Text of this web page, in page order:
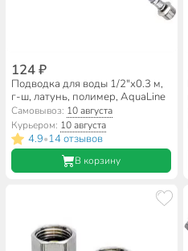
124 ₽
Подводка для воды 1/2"х0.3 м,
г-ш, латунь, полимер, AquaLine
Самовывоз: 10 августа
Курьером: 10 августа
4.9•14 отзывов
В корзину